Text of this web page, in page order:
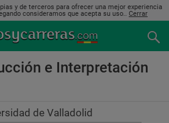
y de terceros para ofrecer una mejor experiencia
consideramos que acepta su uso.. Cerrar
e Interpretación
de Valladolid